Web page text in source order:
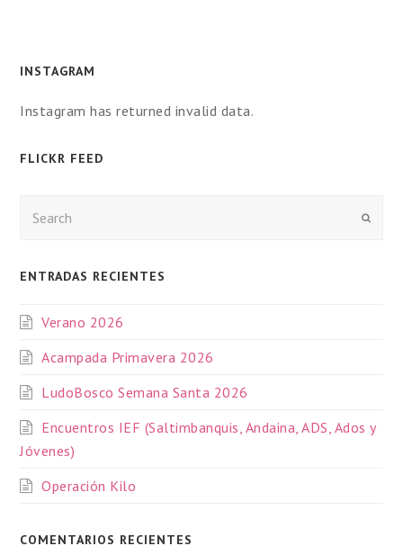
INSTAGRAM
Instagram has returned invalid data.
FLICKR FEED
Enviar
ENTRADAS RECIENTES
Verano 2026
Acampada Primavera 2026
LudoBosco Semana Santa 2026
Encuentros IEF (Saltimbanquis, Andaina, ADS, Ados y
Jóvenes)
Operación Kilo
COMENTARIOS RECIENTES